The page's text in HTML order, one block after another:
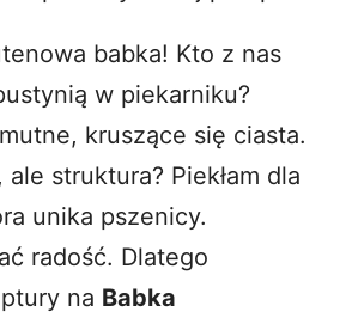
i
d
e
o
babka! Kto z nas
w piekarniku?
kruszące się ciasta.
ale struktura? Piekłam dla
unika pszenicy.
radość. Dlatego
na Babka